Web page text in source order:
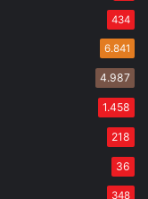
434
6.841
4.987
1.458
218
36
348